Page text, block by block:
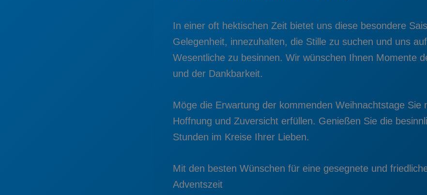
In einer oft hektischen Zeit bietet uns diese besondere
Gelegenheit, innezuhalten, die Stille zu suchen und uns
Wesentliche zu besinnen. Wir wünschen Ihnen Momente
und der Dankbarkeit.
Möge die Erwartung der kommenden Weihnachtstage Sie
Hoffnung und Zuversicht erfüllen. Genießen Sie die
Stunden im Kreise Ihrer Lieben.
Mit den besten Wünschen für eine gesegnete und
Adventszeit